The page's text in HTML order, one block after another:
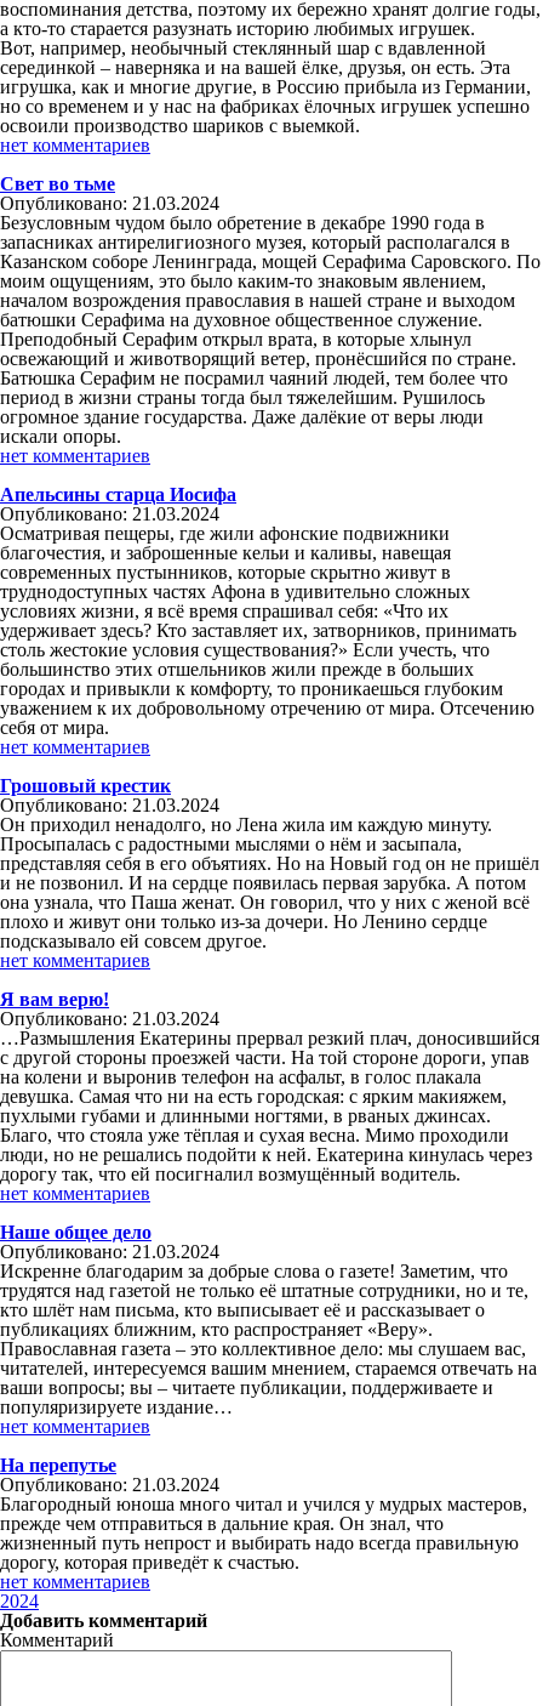
воспоминания детства, поэтому их бережно хранят долгие годы,
а кто-то старается разузнать историю любимых игрушек.
Вот, например, необычный стеклянный шар с вдавленной
серединкой – наверняка и на вашей ёлке, друзья, он есть. Эта
игрушка, как и многие другие, в Россию прибыла из Германии,
но со временем и у нас на фабриках ёлочных игрушек успешно
освоили производство шариков с выемкой.
нет комментариев
Свет во тьме
Опубликовано: 21.03.2024
Безусловным чудом было обретение в декабре 1990 года в
запасниках антирелигиозного музея, который располагался в
Казанском соборе Ленинграда, мощей Серафима Саровского. По
моим ощущениям, это было каким-то знаковым явлением,
началом возрождения православия в нашей стране и выходом
батюшки Серафима на духовное общественное служение.
Преподобный Серафим открыл врата, в которые хлынул
освежающий и животворящий ветер, пронёсшийся по стране.
Батюшка Серафим не посрамил чаяний людей, тем более что
период в жизни страны тогда был тяжелейшим. Рушилось
огромное здание государства. Даже далёкие от веры люди
искали опоры.
нет комментариев
Апельсины старца Иосифа
Опубликовано: 21.03.2024
Осматривая пещеры, где жили афонские подвижники
благочестия, и заброшенные кельи и каливы, навещая
современных пустынников, которые скрытно живут в
труднодоступных частях Афона в удивительно сложных
условиях жизни, я всё время спрашивал себя: «Что их
удерживает здесь? Кто заставляет их, затворников, принимать
столь жестокие условия существования?» Если учесть, что
большинство этих отшельников жили прежде в больших
городах и привыкли к комфорту, то проникаешься глубоким
уважением к их добровольному отречению от мира. Отсечению
себя от мира.
нет комментариев
Грошовый крестик
Опубликовано: 21.03.2024
Он приходил ненадолго, но Лена жила им каждую минуту.
Просыпалась с радостными мыслями о нём и засыпала,
представляя себя в его объятиях. Но на Новый год он не пришёл
и не позвонил. И на сердце появилась первая зарубка. А потом
она узнала, что Паша женат. Он говорил, что у них с женой всё
плохо и живут они только из-за дочери. Но Ленино сердце
подсказывало ей совсем другое.
нет комментариев
Я вам верю!
Опубликовано: 21.03.2024
…Размышления Екатерины прервал резкий плач, доносившийся
с другой стороны проезжей части. На той стороне дороги, упав
на колени и выронив телефон на асфальт, в голос плакала
девушка. Самая что ни на есть городская: с ярким макияжем,
пухлыми губами и длинными ногтями, в рваных джинсах.
Благо, что стояла уже тёплая и сухая весна. Мимо проходили
люди, но не решались подойти к ней. Екатерина кинулась через
дорогу так, что ей посигналил возмущённый водитель.
нет комментариев
Наше общее дело
Опубликовано: 21.03.2024
Искренне благодарим за добрые слова о газете! Заметим, что
трудятся над газетой не только её штатные сотрудники, но и те,
кто шлёт нам письма, кто выписывает её и рассказывает о
публикациях ближним, кто распространяет «Веру».
Православная газета – это коллективное дело: мы слушаем вас,
читателей, интересуемся вашим мнением, стараемся отвечать на
ваши вопросы; вы – читаете публикации, поддерживаете и
популяризируете издание…
нет комментариев
На перепутье
Опубликовано: 21.03.2024
Благородный юноша много читал и учился у мудрых мастеров,
прежде чем отправиться в дальние края. Он знал, что
жизненный путь непрост и выбирать надо всегда правильную
дорогу, которая приведёт к счастью.
нет комментариев
2024
Добавить комментарий
Комментарий